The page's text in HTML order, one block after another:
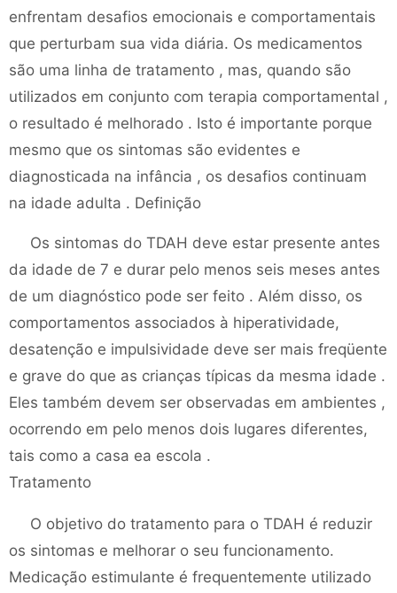
enfrentam desafios emocionais e comportamentais
que perturbam sua vida diária. Os medicamentos
são uma linha de tratamento , mas, quando são
utilizados em conjunto com terapia comportamental ,
o resultado é melhorado . Isto é importante porque
mesmo que os sintomas são evidentes e
diagnosticada na infância , os desafios continuam
na idade adulta . Definição
Os sintomas do TDAH deve estar presente antes
da idade de 7 e durar pelo menos seis meses antes
de um diagnóstico pode ser feito . Além disso, os
comportamentos associados à hiperatividade,
desatenção e impulsividade deve ser mais freqüente
e grave do que as crianças típicas da mesma idade .
Eles também devem ser observadas em ambientes ,
ocorrendo em pelo menos dois lugares diferentes,
tais como a casa ea escola .
Tratamento
O objetivo do tratamento para o TDAH é reduzir
os sintomas e melhorar o seu funcionamento.
Medicação estimulante é frequentemente utilizado